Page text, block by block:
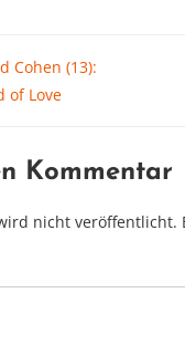
Cohen (13):
of Love
Kommentar
nicht veröffentlicht.